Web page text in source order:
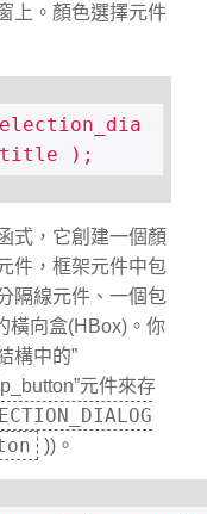
上。顏色選擇元件
*title );
式，它創建一個顏
件，框架元件中包
隔線元件、一個包
橫向盒(HBox)。你
構中的”
元件來存
))。